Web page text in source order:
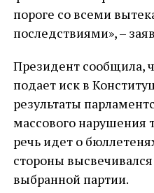
пороге со всеми
последствиями», –
Президент сообщила,
подает иск в
результаты
массового нарушения
речь идет о
стороны
выбранной партии.